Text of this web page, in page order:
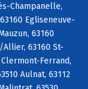
Champanelle,
Egliseneuve-
63160
63160 St-
Ferrand,
Aulnat, 63112